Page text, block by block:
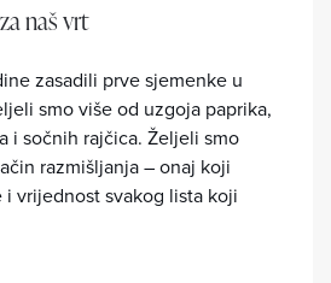
naš vrt
zasadili prve sjemenke u
smo više od uzgoja paprika,
i sočnih rajčica. Željeli smo
razmišljanja – onaj koji
vrijednost svakog lista koji